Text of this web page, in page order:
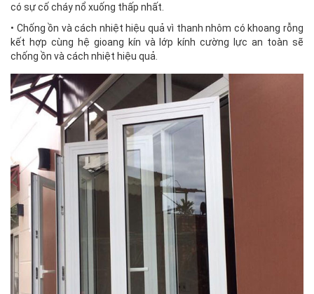
có sự cố cháy nổ xuống thấp nhất.
• Chống ồn và cách nhiệt hiệu quả vì thanh nhôm có khoang rỗng
kết hợp cùng hệ gioang kín và lớp kính cường lực an toàn sẽ
chống ồn và cách nhiệt hiệu quả.